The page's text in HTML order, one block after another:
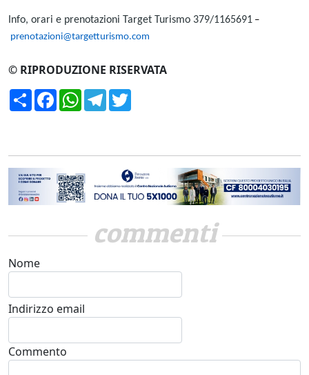
Info, orari e prenotazioni Target Turismo 379/1165691 –
prenotazioni@targetturismo.com
© RIPRODUZIONE RISERVATA
CondividiFacebookWhatsApp
Telegram
commenti
Nome
Indirizzo email
Commento